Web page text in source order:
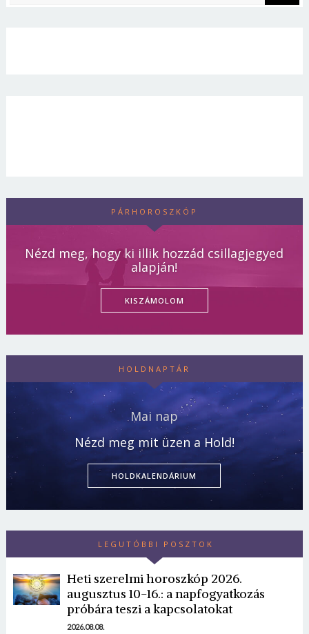
PÁRHOROSZKÓP
Nézd meg, hogy ki illik hozzád csillagjegyed
alapján!
KISZÁMOLOM
HOLDNAPTÁR
Mai nap
Nézd meg mit üzen a Hold!
HOLDKALENDÁRIUM
LEGUTÓBBI POSZTOK
Heti szerelmi horoszkóp 2026.
augusztus 10-16.: a napfogyatkozás
próbára teszi a kapcsolatokat
2026.08.08.